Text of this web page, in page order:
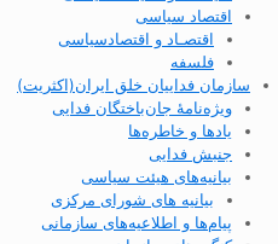
اقتصاد سیاسی
اقتصـاد و اقتصاد‌سیاسی
فلسفه
سازمان فداییان خلق ایران(اکثریت)
ویژه‌نامهٔ جان‌باختگان فدایی
یادها و خاطره‌ها
جنبش فدایی
بیانیه‌های هیئت سیاسی
بیانیه های شورای مرکزی
پیام‌ها و اطلاعیه‌های سازمانی